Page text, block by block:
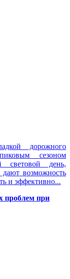
дорожного
сезоном
световой день,
возможность
и эффективно...
проблем при